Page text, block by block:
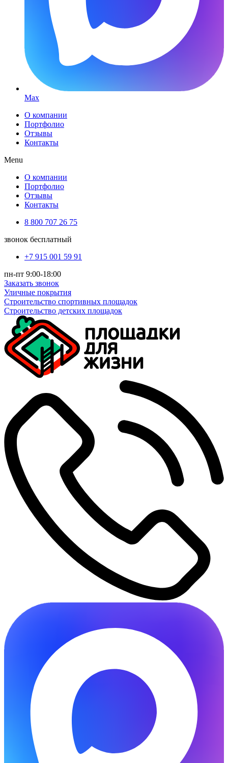
Max
О компании
Портфолио
Отзывы
Контакты
Menu
О компании
Портфолио
Отзывы
Контакты
8 800 707 26 75
звонок бесплатный
+7 915 001 59 91
пн-пт 9:00-18:00
Заказать звонок
Уличные покрытия
Строительство спортивных площадок
Строительство детских площадок